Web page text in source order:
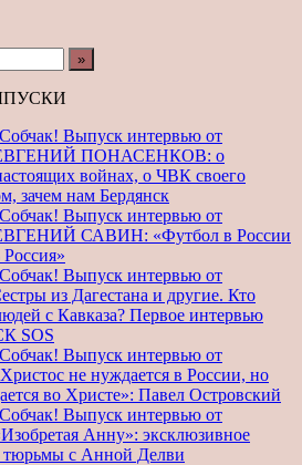
Выпуск интервью от
ЕВГЕНИЙ ПОНАСЕНКОВ: о
войнах, о ЧВК своего
зачем нам Бердянск
Выпуск интервью от
САВИН: «Футбол в России
Выпуск интервью от
из Дагестана и другие. Кто
с Кавказа? Первое интервью
SOS
Выпуск интервью от
не нуждается в России, но
во Христе»: Павел Островский
Выпуск интервью от
Анну»: эксклюзивное
тюрьмы с Анной Делви